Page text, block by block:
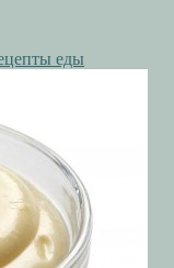
еды